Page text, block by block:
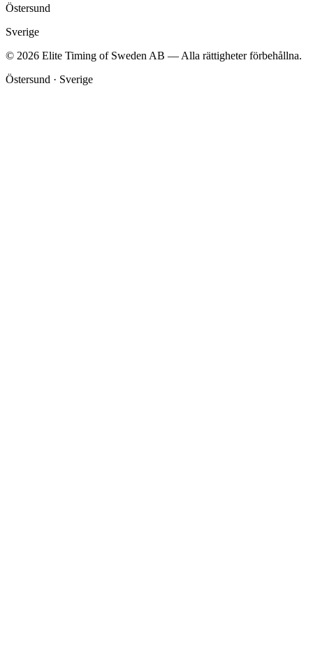
Östersund
Sverige
© 2026 Elite Timing of Sweden AB — Alla rättigheter förbehållna.
Östersund · Sverige